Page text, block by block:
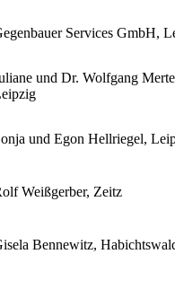
Services GmbH,
und Dr. Wolfgang
und Egon Hellriegel,
Weißgerber, Zeitz
Bennewitz,